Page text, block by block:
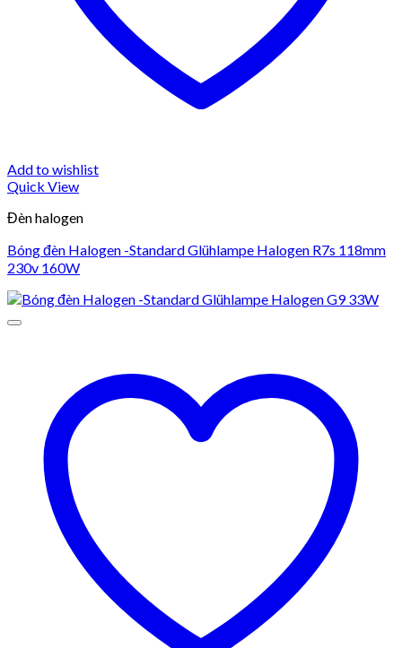
Add to wishlist
Quick View
Đèn halogen
Bóng đèn Halogen -Standard Glühlampe Halogen R7s 118mm
230v 160W